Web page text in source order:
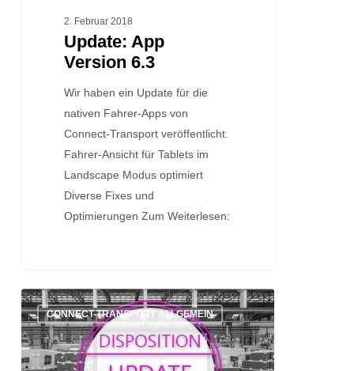
2. Februar 2018
Update: App
Version 6.3
Wir haben ein Update für die
nativen Fahrer-Apps von
Connect-Transport veröffentlicht.
Fahrer-Ansicht für Tablets im
Landscape Modus optimiert
Diverse Fixes und
Optimierungen Zum Weiterlesen:
Update:
Disposition
Version
6.3
CONNECT-TRANSPORT ALLGEMEIN